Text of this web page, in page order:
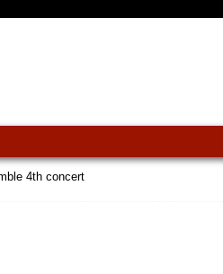
4th concert